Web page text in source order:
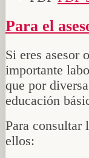
Para el
Si eres asesor
importante
que por
educación
Para consultar
ellos: